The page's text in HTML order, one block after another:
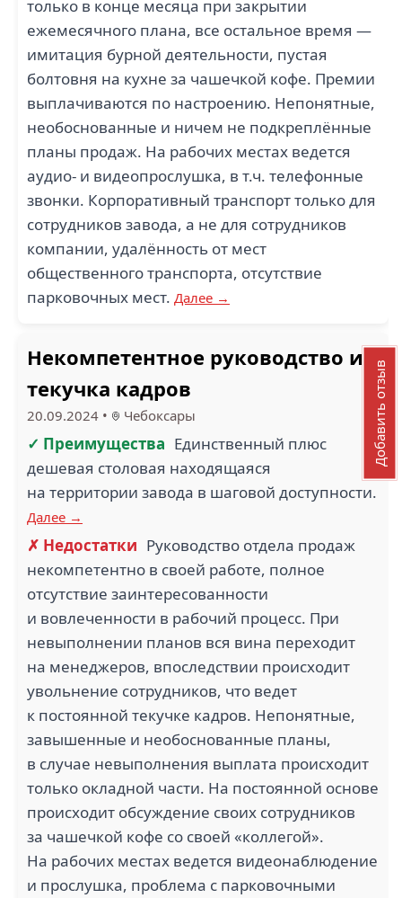
только в конце месяца при закрытии
ежемесячного плана, все остальное время —
имитация бурной деятельности, пустая
болтовня на кухне за чашечкой кофе. Премии
выплачиваются по настроению. Непонятные,
необоснованные и ничем не подкреплённые
планы продаж. На рабочих местах ведется
аудио- и видеопрослушка, в т.ч. телефонные
звонки. Корпоративный транспорт только для
сотрудников завода, а не для сотрудников
компании, удалённость от мест
общественного транспорта, отсутствие
парковочных мест. Далее →
Некомпетентное руководство и
текучка кадров
20.09.2024 • Чебоксары
✓ Преимущества Единственный плюс
дешевая столовая находящаяся
на территории завода в шаговой доступности.
Далее →
✗ Недостатки Руководство отдела продаж
некомпетентно в своей работе, полное
отсутствие заинтересованности
и вовлеченности в рабочий процесс. При
невыполнении планов вся вина переходит
на менеджеров, впоследствии происходит
увольнение сотрудников, что ведет
к постоянной текучке кадров. Непонятные,
завышенные и необоснованные планы,
в случае невыполнения выплата происходит
только окладной части. На постоянной основе
происходит обсуждение своих сотрудников
за чашечкой кофе со своей «коллегой».
На рабочих местах ведется видеонаблюдение
и прослушка, проблема с парковочными
Добавить отзыв